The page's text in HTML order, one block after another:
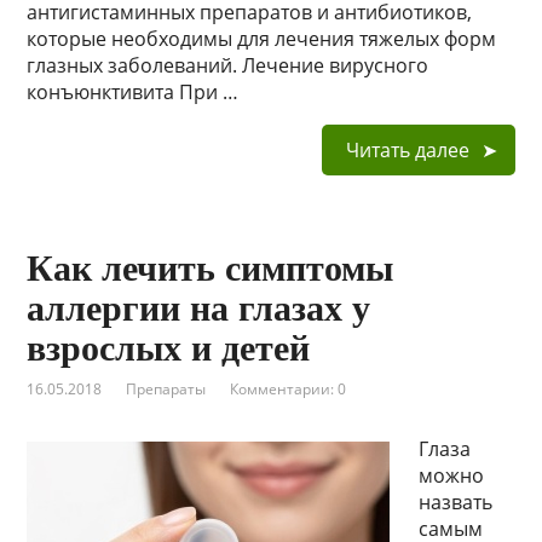
антигистаминных препаратов и антибиотиков,
которые необходимы для лечения тяжелых форм
глазных заболеваний. Лечение вирусного
конъюнктивита При …
Читать далее
Как лечить симптомы
аллергии на глазах у
взрослых и детей
16.05.2018 Препараты Комментарии: 0
Глаза
можно
назвать
самым